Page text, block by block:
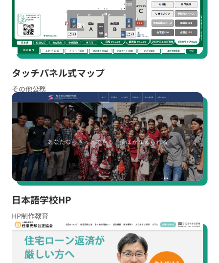
タッチパネル式マップ
その他公務
日本語学校HP
HP制作教育